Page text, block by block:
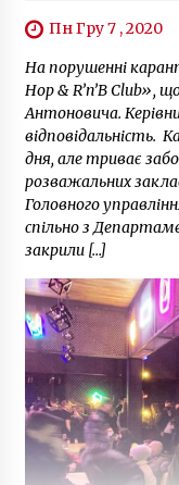
Пн Гру 7 , 2020
На порушенні
Hop & R’n’B Club»,
Антоновича.
відповідальність.
дня, але триває
розважальних
Головного
спільно з
закрили […]